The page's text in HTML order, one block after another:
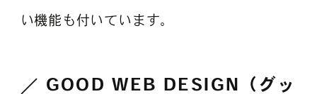
い機能も付いています。
GOOD WEB DESIGN（グッ